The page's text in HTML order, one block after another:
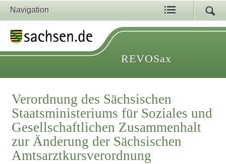
Navigation
REVOSax
Verordnung des Sächsischen
Staatsministeriums für Soziales und
Gesellschaftlichen Zusammenhalt
zur Änderung der Sächsischen
Amtsarztkursverordnung